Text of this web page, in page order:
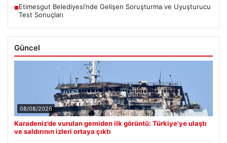
■Etimesgut Belediyesi’nde Gelişen Soruşturma ve Uyuşturucu
Test Sonuçları
Güncel
08/08/2026
Karadeniz’de vurulan gemiden ilk görüntü: Türkiye’ye ulaştı
ve saldırının izleri ortaya çıktı